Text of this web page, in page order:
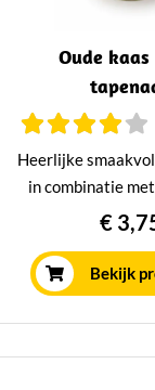
Oude
Heerlijke
in combinatie
super lekkere
een toastje,
cracker! Verpakt
150
€
Bekijk